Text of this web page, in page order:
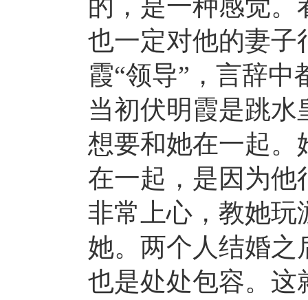
的，是一种感觉
也一定对他的妻子
霞“领导”，言辞
当初伏明霞是跳
想要和她在一起。
在一起，是因为他
非常上心，教她玩
她。两个人结婚之
也是处处包容。这